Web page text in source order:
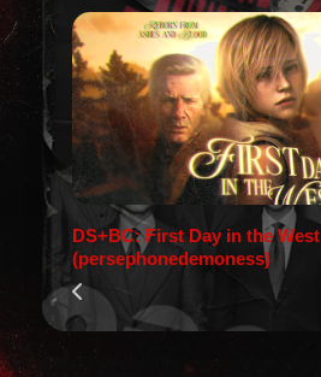
DS+BC: First Day in the West
(persephonedemoness)